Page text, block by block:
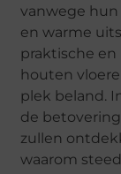
vanwege
en warme
praktische
houten
plek beland.
de
zullen
waarom